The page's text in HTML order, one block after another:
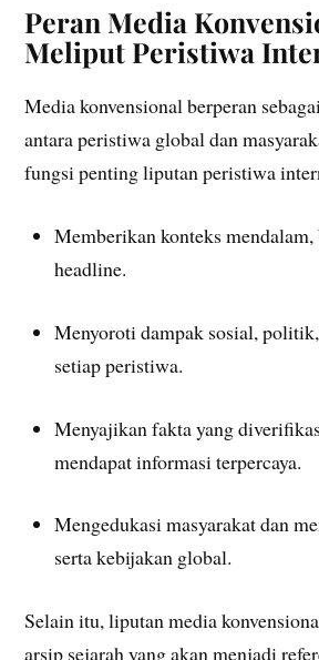
Peran Media
Meliput Peristiwa
Media konvensional berperan
antara peristiwa global dan
fungsi penting liputan peristiwa
Memberikan konteks mendalam,
headline.
Menyoroti dampak sosial,
setiap peristiwa.
Menyajikan fakta yang
mendapat informasi terpercaya.
Mengedukasi masyarakat dan
serta kebijakan global.
Selain itu, liputan media
arsip sejarah yang akan menjadi